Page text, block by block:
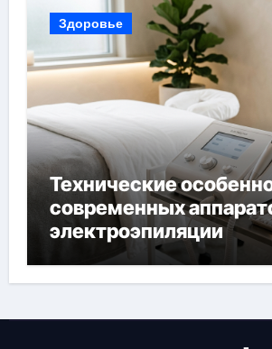
Здоровье
Технические
современных
электроэпиляции